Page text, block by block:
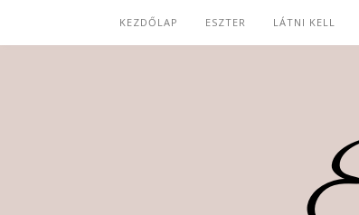
KEZDŐLAP ESZTER LÁTNI KELL